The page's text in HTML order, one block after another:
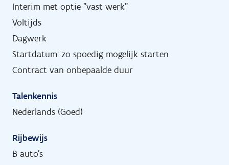
Interim met optie "vast werk"
Voltijds
Dagwerk
Startdatum: zo spoedig mogelijk starten
Contract van onbepaalde duur
Talenkennis
Nederlands (Goed)
Rijbewijs
B auto's